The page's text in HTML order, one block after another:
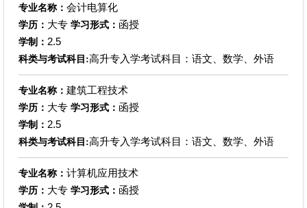
专业名称： 会计电算化
学历： 大专 学习形式： 函授
学制： 2.5
科类与考试科目:高升专入学考试科目：语文、数学、外语
专业名称： 建筑工程技术
学历： 大专 学习形式： 函授
学制： 2.5
科类与考试科目:高升专入学考试科目：语文、数学、外语
专业名称： 计算机应用技术
学历： 大专 学习形式： 函授